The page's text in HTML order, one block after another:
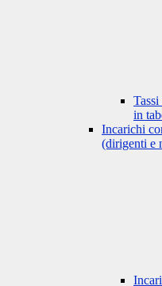
in
Incarichi
(dirigenti e